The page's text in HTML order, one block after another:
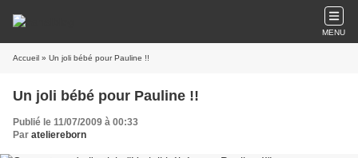
MENU
Accueil » Un joli bébé pour Pauline !!
Un joli bébé pour Pauline !!
Publié le 11/07/2009 à 00:33
Par ateliereborn